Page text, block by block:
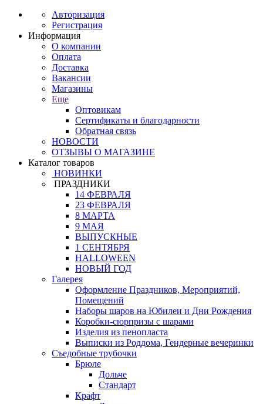
Авторизация
Регистрация
Информация
О компании
Оплата
Доставка
Вакансии
Магазины
Еще
Оптовикам
Сертификаты и благодарности
Обратная связь
НОВОСТИ
ОТЗЫВЫ О МАГАЗИНЕ
Каталог товаров
НОВИНКИ
ПРАЗДНИКИ
14 ФЕВРАЛЯ
23 ФЕВРАЛЯ
8 МАРТА
9 МАЯ
ВЫПУСКНЫЕ
1 СЕНТЯБРЯ
HALLOWEEN
НОВЫЙ ГОД
Галерея
Оформление Праздников, Мероприятий,
Помещений
Наборы шаров на Юбилеи и Дни Рождения
Коробки-сюрпризы с шарами
Изделия из пенопласта
Выписки из Роддома, Гендерные вечеринки
Съедобные трубочки
Брюле
Дольче
Стандарт
Крафт